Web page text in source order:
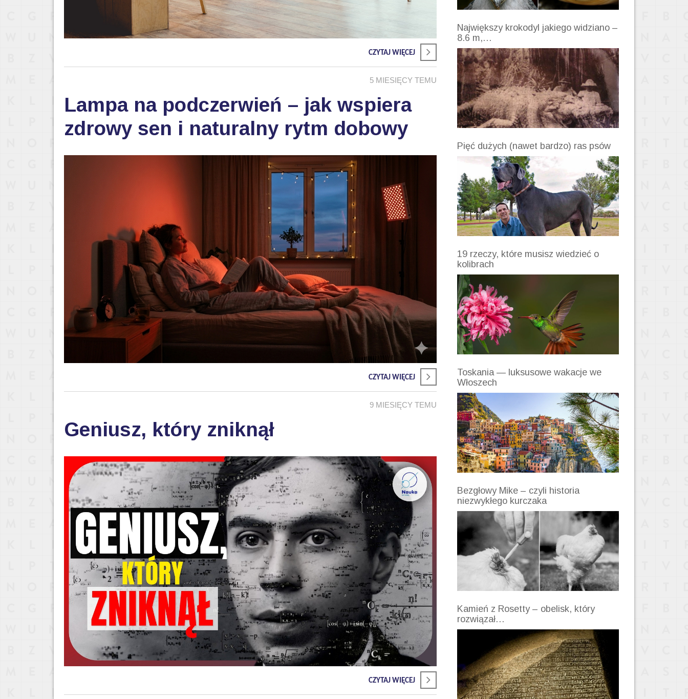
CZYTAJ WIĘCEJ
5 MIESIĘCY TEMU
Lampa na podczerwień – jak wspiera
zdrowy sen i naturalny rytm dobowy
CZYTAJ WIĘCEJ
9 MIESIĘCY TEMU
Geniusz, który zniknął
CZYTAJ WIĘCEJ
Największy krokodyl jakiego widziano –
8.6 m,…
Pięć dużych (nawet bardzo) ras psów
19 rzeczy, które musisz wiedzieć o
kolibrach
Toskania — luksusowe wakacje we
Włoszech
Bezgłowy Mike – czyli historia
niezwykłego kurczaka
Kamień z Rosetty – obelisk, który
rozwiązał…